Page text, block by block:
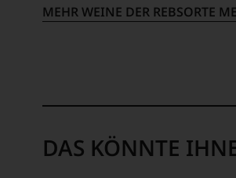
MEHR WEINE DER REBSORTE
DAS KÖNNTE